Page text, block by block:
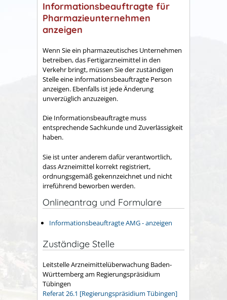
Informationsbeauftragte für
Pharmazieunternehmen
anzeigen
Wenn Sie ein pharmazeutisches Unternehmen
betreiben, das Fertigarzneimittel in den
Verkehr bringt, müssen Sie der zuständigen
Stelle eine informationsbeauftragte Person
anzeigen. Ebenfalls ist jede Änderung
unverzüglich anzuzeigen.
Die Informationsbeauftragte muss
entsprechendeSachkunde und Zuverlässigkeit
haben.
Sie ist unter anderem dafür verantwortlich,
dass Arzneimittel korrekt registriert,
ordnungsgemäß gekennzeichnet und nicht
irreführend beworben werden.
Onlineantrag und Formulare
Informationsbeauftragte AMG - anzeigen
Zuständige Stelle
Leitstelle Arzneimittelüberwachung Baden-
Württemberg am Regierungspräsidium
Tübingen
Referat 26.1 [Regierungspräsidium Tübingen]